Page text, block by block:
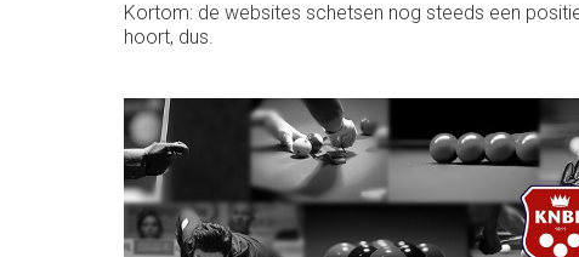
Kortom: de websites schetsen nog steeds een
hoort, dus.